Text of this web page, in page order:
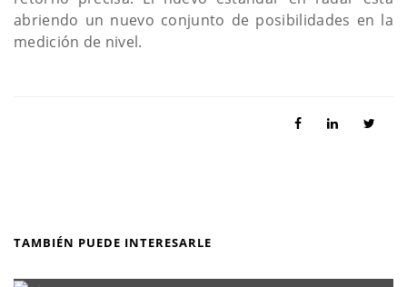
abriendo un nuevo conjunto de posibilidades en la
medición de nivel.
TAMBIÉN PUEDE INTERESARLE